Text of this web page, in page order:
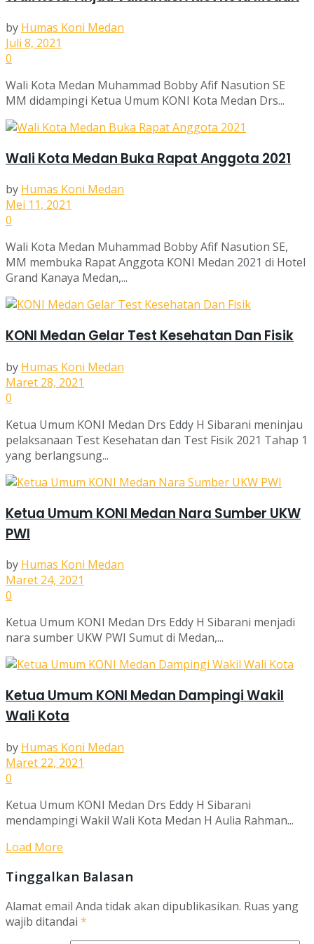
by Humas Koni Medan
Juli 8, 2021
0
Wali Kota Medan Muhammad Bobby Afif Nasution SE
MM didampingi Ketua Umum KONI Kota Medan Drs...
Wali Kota Medan Buka Rapat Anggota 2021
by Humas Koni Medan
Mei 11, 2021
0
Wali Kota Medan Muhammad Bobby Afif Nasution SE,
MM membuka Rapat Anggota KONI Medan 2021 di Hotel
Grand Kanaya Medan,...
KONI Medan Gelar Test Kesehatan Dan Fisik
by Humas Koni Medan
Maret 28, 2021
0
Ketua Umum KONI Medan Drs Eddy H Sibarani meninjau
pelaksanaan Test Kesehatan dan Test Fisik 2021 Tahap 1
yang berlangsung...
Ketua Umum KONI Medan Nara Sumber UKW
PWI
by Humas Koni Medan
Maret 24, 2021
0
Ketua Umum KONI Medan Drs Eddy H Sibarani menjadi
nara sumber UKW PWI Sumut di Medan,...
Ketua Umum KONI Medan Dampingi Wakil
Wali Kota
by Humas Koni Medan
Maret 22, 2021
0
Ketua Umum KONI Medan Drs Eddy H Sibarani
mendampingi Wakil Wali Kota Medan H Aulia Rahman...
Load More
Tinggalkan Balasan
Alamat email Anda tidak akan dipublikasikan. Ruas yang
wajib ditandai *